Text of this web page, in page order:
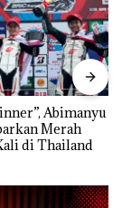
Abimanyu
Merah
di Thailand